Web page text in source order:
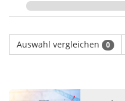
Auswahl vergleichen 0